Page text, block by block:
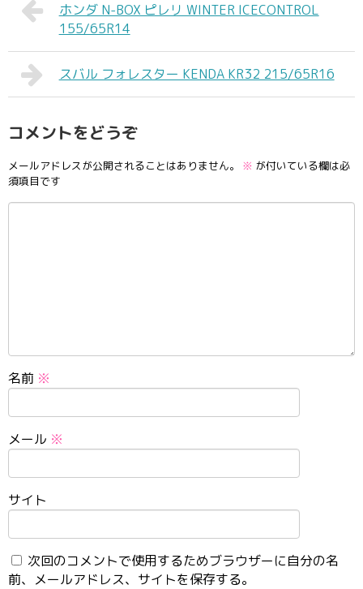
ホンダ N-BOX ピレリ WINTER ICECONTROL
155/65R14
スバル フォレスター KENDA KR32 215/65R16
コメントをどうぞ
メールアドレスが公開されることはありません。 ※ が付いている欄は必
須項目です
名前 ※
メール ※
サイト
次回のコメントで使用するためブラウザーに自分の名
前、メールアドレス、サイトを保存する。